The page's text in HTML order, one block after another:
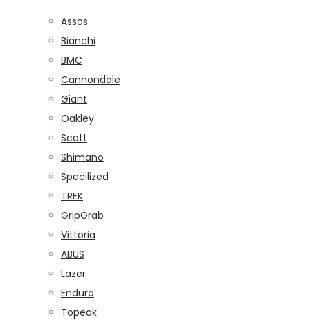
Assos
Bianchi
BMC
Cannondale
Giant
Oakley
Scott
Shimano
Specilized
TREK
GripGrab
Vittoria
ABUS
Lazer
Endura
Topeak